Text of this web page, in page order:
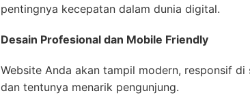
pentingnya kecepatan dalam dunia digital.
Desain Profesional dan Mobile Friendly
Website Anda akan tampil modern, responsif di
dan tentunya menarik pengunjung.